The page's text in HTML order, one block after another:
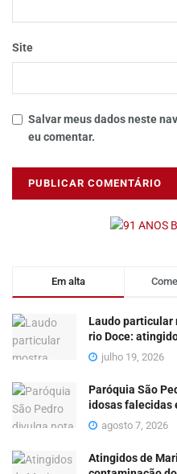
Site
Salvar meus dados neste
eu comentar.
Em alta
Laudo particular
rio Doce:
julho 19, 2026
Paróquia São
idosas falecidas
agosto 7, 2026
Atingidos de